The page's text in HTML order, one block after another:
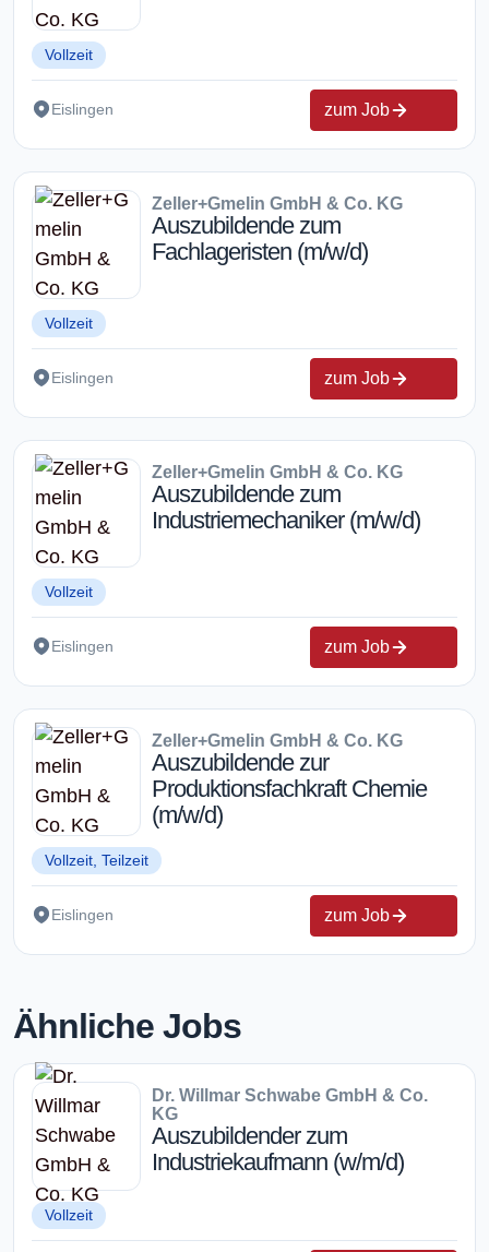
Vollzeit
Eislingen zum Job
Zeller+Gmelin GmbH & Co. KG
Auszubildende zum
Fachlageristen (m/w/d)
Vollzeit
Eislingen zum Job
Zeller+Gmelin GmbH & Co. KG
Auszubildende zum
Industriemechaniker (m/w/d)
Vollzeit
Eislingen zum Job
Zeller+Gmelin GmbH & Co. KG
Auszubildende zur
Produktionsfachkraft Chemie
(m/w/d)
Vollzeit, Teilzeit
Eislingen zum Job
Ähnliche Jobs
Dr. Willmar Schwabe GmbH & Co.
KG
Auszubildender zum
Industriekaufmann (w/m/d)
Vollzeit